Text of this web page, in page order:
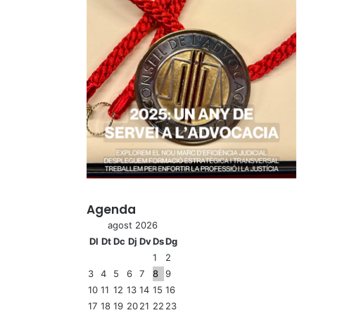
Agenda
agost 2026
Dl Dt Dc Dj DvDsDg
1
2
3
4 5 6 7 8
9
10 11 12 13 14 15 16
17 18 19 2021 22 23